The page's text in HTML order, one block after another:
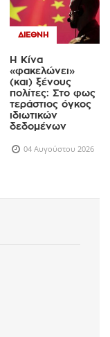
ΔΙΕΘΝΉ
Η Κίνα
«φακελώνει»
(και) ξένους
πολίτες: Στο φως
τεράστιος όγκος
ιδιωτικών
δεδομένων
04 Αυγούστου 2026